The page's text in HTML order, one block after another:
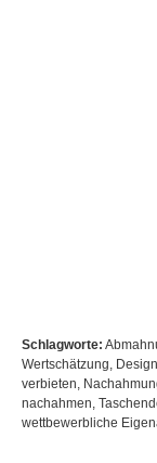
Schlagworte:
Wertschätzung,
verbieten,
nachahmen,
wettbewerbliche